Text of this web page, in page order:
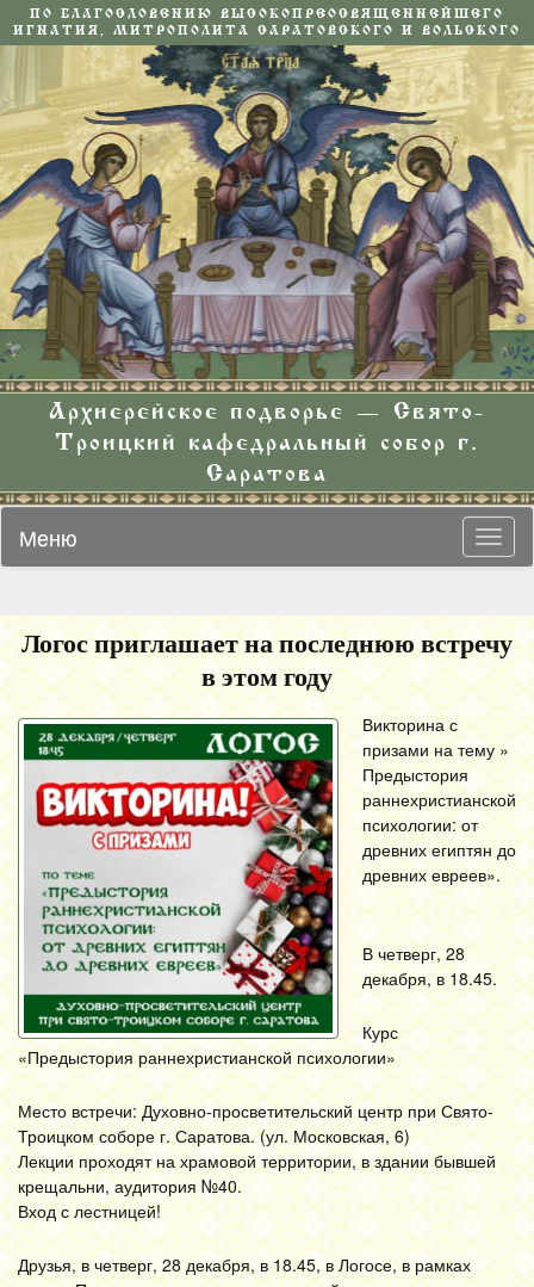
ПО БЛАГОСЛОВЕНИЮ ВЫСОКОПРЕОСВЯЩЕННЕЙШЕГО
ИГНАТИЯ, МИТРОПОЛИТА САРАТОВСКОГО И ВОЛЬСКОГО
Архиерейское подворье — Свято-
Троицкий кафедральный собор г.
Саратова
Меню
Логос приглашает на последнюю встречу
в этом году
Викторина с
призами на тему »
Предыстория
раннехристианской
психологии: от
древних египтян до
древних евреев».
В четверг, 28
декабря, в 18.45.
Курс
«Предыстория раннехристианской психологии»
Место встречи: Духовно-просветительский центр при Свято-
Троицком соборе г. Саратова. (ул. Московская, 6)
Лекции проходят на храмовой территории, в здании бывшей
крещальни, аудитория №40.
Вход с лестницей!
Друзья, в четверг, 28 декабря, в 18.45, в Логосе, в рамках